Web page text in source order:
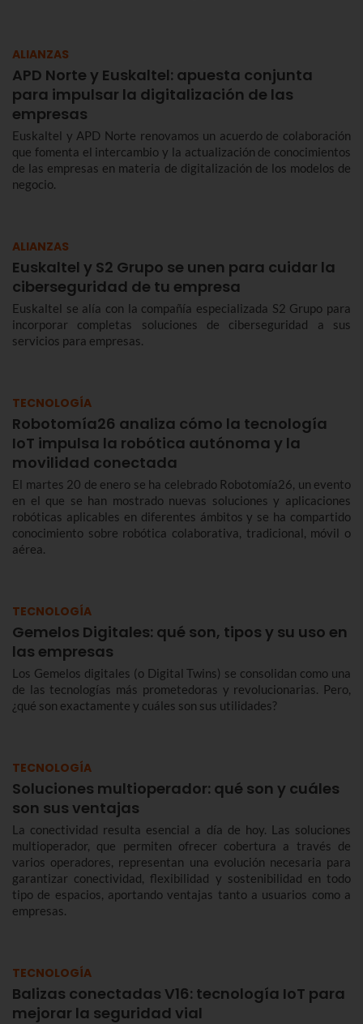
ALIANZAS
APD Norte y Euskaltel: apuesta conjunta
para impulsar la digitalización de las
empresas
Euskaltel y APD Norte renovamos un acuerdo de colaboración
que fomenta el intercambio y la actualización de conocimientos
de las empresas en materia de digitalización de los modelos de
negocio.
ALIANZAS
Euskaltel y S2 Grupo se unen para cuidar la
ciberseguridad de tu empresa
Euskaltel se alía con la compañía especializada S2 Grupo para
incorporar completas soluciones de ciberseguridad a sus
servicios para empresas.
TECNOLOGÍA
Robotomía26 analiza cómo la tecnología
IoT impulsa la robótica autónoma y la
movilidad conectada
El martes 20 de enero se ha celebrado Robotomía26, un evento
en el que se han mostrado nuevas soluciones y aplicaciones
robóticas aplicables en diferentes ámbitos y se ha compartido
conocimiento sobre robótica colaborativa, tradicional, móvil o
aérea.
TECNOLOGÍA
Gemelos Digitales: qué son, tipos y su uso en
las empresas
Los Gemelos digitales (o Digital Twins) se consolidan como una
de las tecnologías más prometedoras y revolucionarias. Pero,
¿qué son exactamente y cuáles son sus utilidades?
TECNOLOGÍA
Soluciones multioperador: qué son y cuáles
son sus ventajas
La conectividad resulta esencial a día de hoy. Las soluciones
multioperador, que permiten ofrecer cobertura a través de
varios operadores, representan una evolución necesaria para
garantizar conectividad, flexibilidad y sostenibilidad en todo
tipo de espacios, aportando ventajas tanto a usuarios como a
empresas.
TECNOLOGÍA
Balizas conectadas V16: tecnología IoT para
mejorar la seguridad vial